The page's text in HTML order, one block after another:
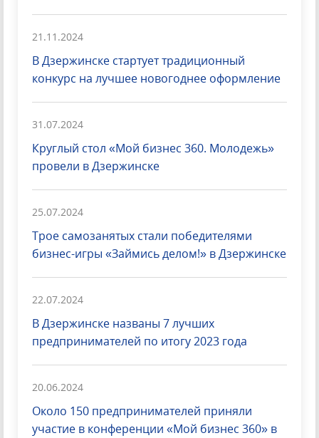
21.11.2024
В Дзержинске стартует традиционный
конкурс на лучшее новогоднее оформление
31.07.2024
Круглый стол «Мой бизнес 360. Молодежь»
провели в Дзержинске
25.07.2024
Трое самозанятых стали победителями
бизнес-игры «Займись делом!» в Дзержинске
22.07.2024
В Дзержинске названы 7 лучших
предпринимателей по итогу 2023 года
20.06.2024
Около 150 предпринимателей приняли
участие в конференции «Мой бизнес 360» в